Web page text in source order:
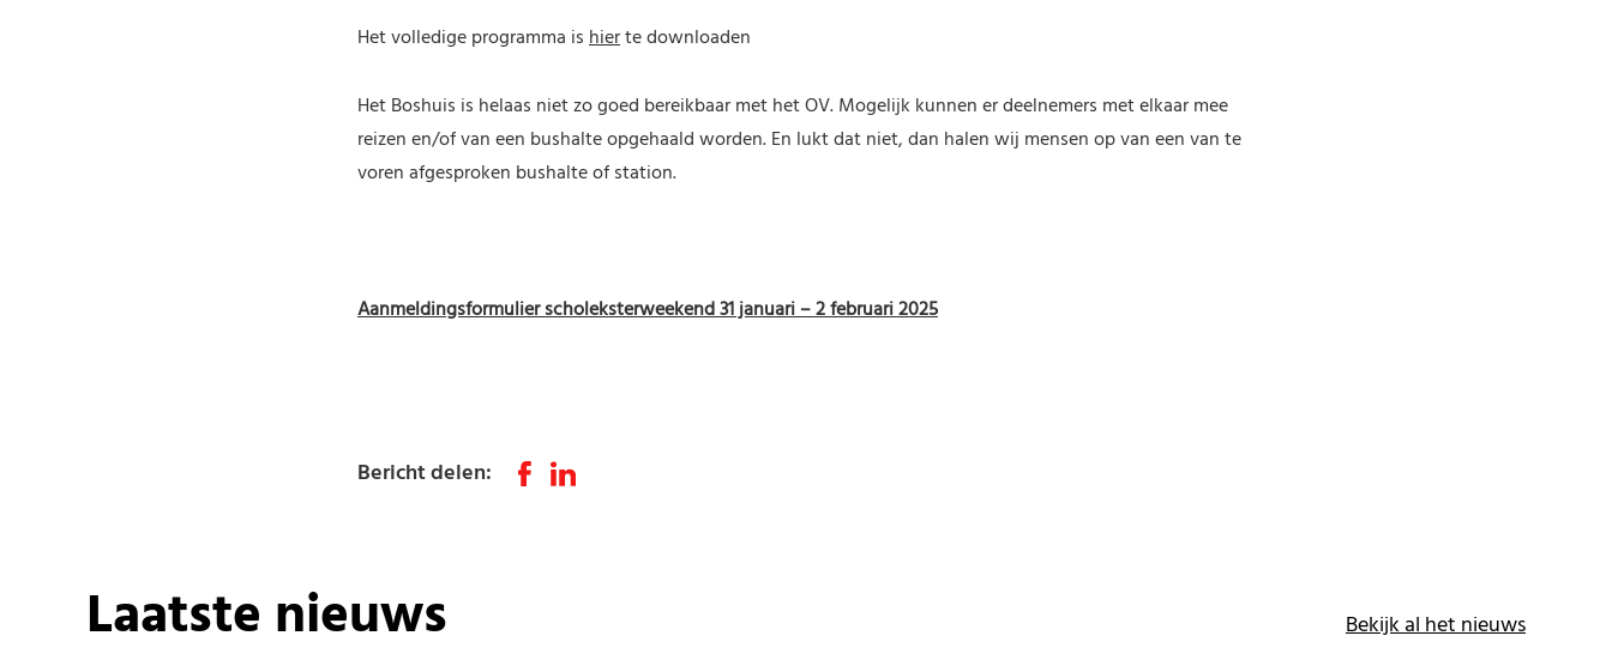
Het volledige programma ishierte downloaden
Het Boshuis is helaas niet zo goed bereikbaar met het OV. Mogelijk kunnen er deelnemers met elkaar mee
reizen en/of van een bushalte opgehaald worden. En lukt dat niet, dan halen wij mensen op van een van te
voren afgesproken bushalte of station.
Aanmeldingsformulier scholeksterweekend 31 januari – 2 februari 2025
Bericht delen:
Laatste nieuws Bekijk al het nieuws